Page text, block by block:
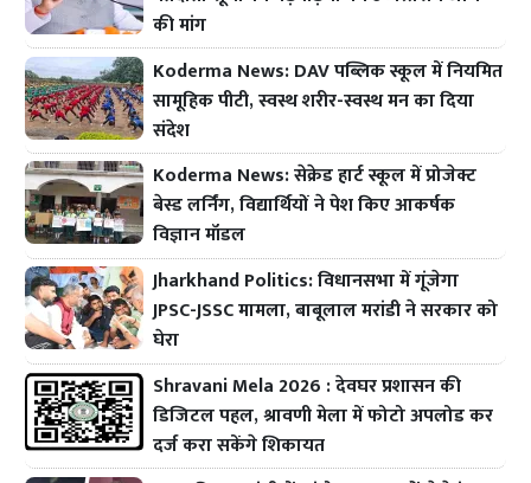
की मांग
Koderma News: DAV पब्लिक स्कूल में नियमित
सामूहिक पीटी, स्वस्थ शरीर-स्वस्थ मन का दिया
संदेश
Koderma News: सेक्रेड हार्ट स्कूल में प्रोजेक्ट
बेस्ड लर्निंग, विद्यार्थियों ने पेश किए आकर्षक
विज्ञान मॉडल
Jharkhand Politics: विधानसभा में गूंजेगा
JPSC-JSSC मामला, बाबूलाल मरांडी ने सरकार को
घेरा
Shravani Mela 2026 : देवघर प्रशासन की
डिजिटल पहल, श्रावणी मेला में फोटो अपलोड कर
दर्ज करा सकेंगे शिकायत